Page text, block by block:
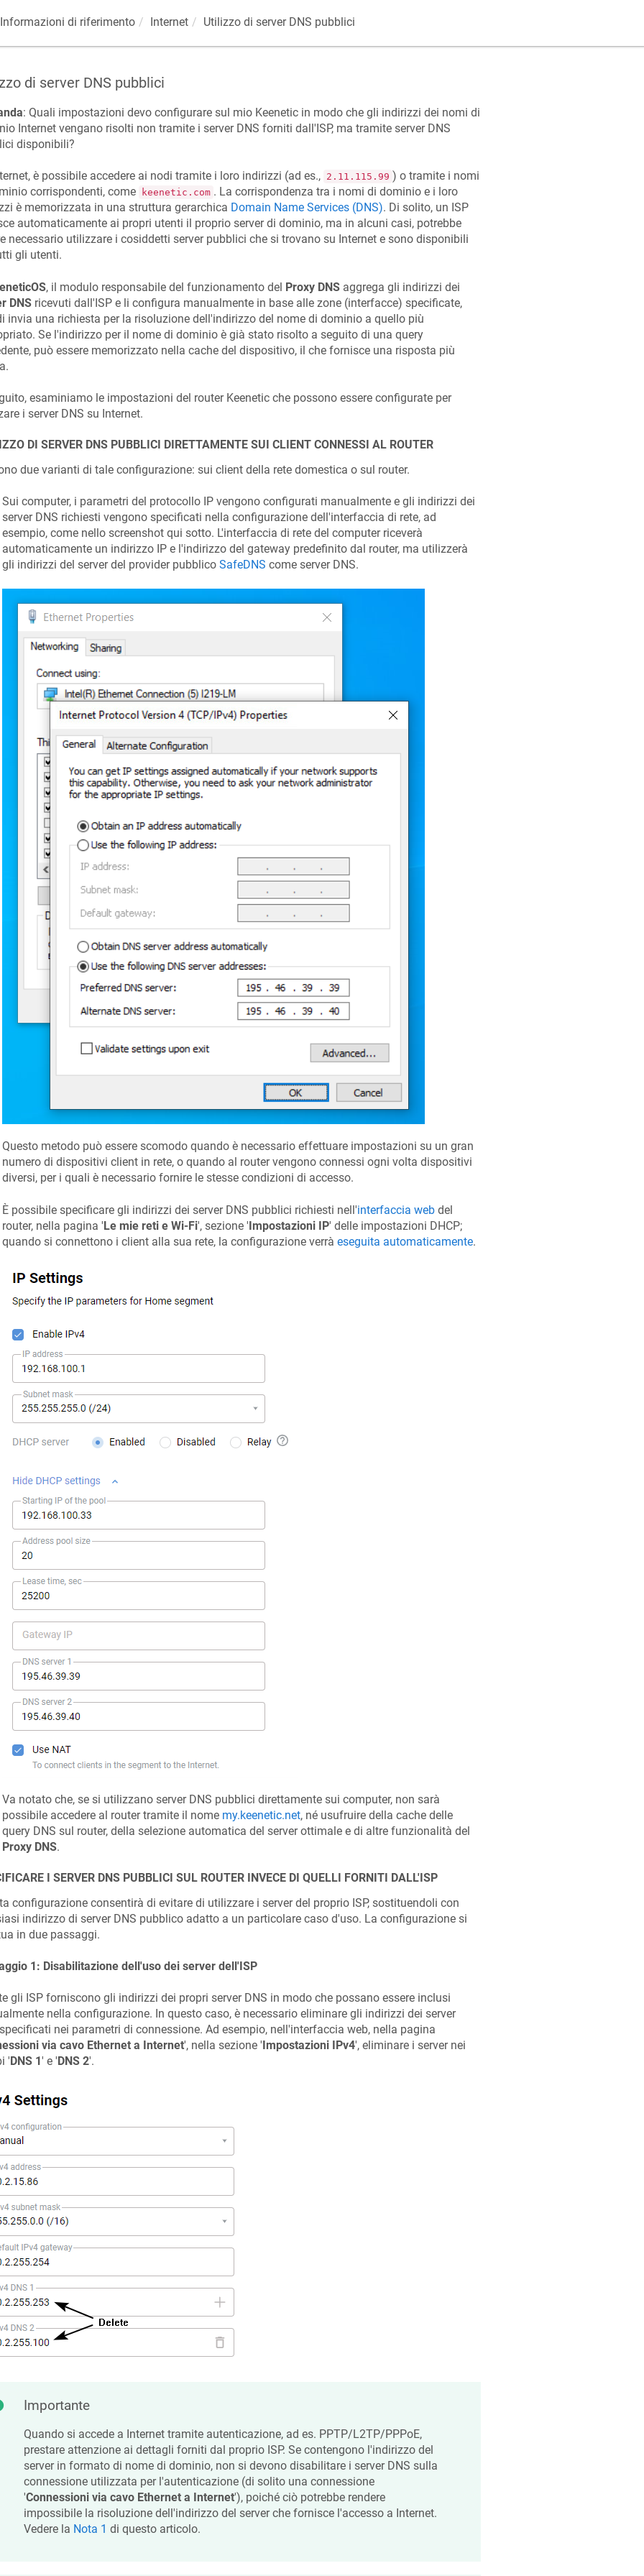
Informazioni di riferimento Internet Utilizzo di server DNS pubblici
di server DNS pubblici
: Quali impostazioni devo configurare sul mio Keeneticin modo che gli indirizzi dei nomi di
Internet vengano risolti non tramite i server DNS forniti dall'ISP, ma tramite server DNS
disponibili?
è possibile accedere ai nodi tramite i loro indirizzi (ad es., 2.11.115.99 ) o tramite i nomi
corrispondenti, come
keenetic .com . La corrispondenza tra i nomi di dominio e i loro
è memorizzata in una struttura gerarchica Domain Name Services (DNS). Di solito, un ISP
automaticamente ai propri utenti il proprio server di dominio, ma in alcuni casi, potrebbe
necessario utilizzare i cosiddetti server pubblici che si trovano su Internet e sono disponibili
gli utenti.
, il modulo responsabile del funzionamento del Proxy DNSaggrega gli indirizzi dei
DNSricevuti dall'ISP e li configura manualmente in base alle zone (interfacce) specificate,
invia una richiesta per la risoluzione dell'indirizzo del nome di dominio a quello più
Se l'indirizzo per il nome di dominio è già stato risolto a seguito di una query
può essere memorizzato nella cache del dispositivo, il che fornisce una risposta più
esaminiamo le impostazioni del router Keeneticche possono essere configurate per
i server DNS su Internet.
DI SERVER DNS PUBBLICI DIRETTAMENTE SUI CLIENT CONNESSI AL ROUTER
due varianti di tale configurazione: sui client della rete domestica o sul router.
Sui computer, i parametri del protocollo IP vengono configurati manualmente e gli indirizzi dei
server DNS richiesti vengono specificati nella configurazione dell'interfaccia di rete, ad
esempio, come nello screenshot qui sotto. L'interfaccia di rete del computer riceverà
automaticamente un indirizzo IP e l'indirizzo del gateway predefinito dal router, ma utilizzerà
gli indirizzi del server del provider pubblico SafeDNS come server DNS.
Questo metodo può essere scomodo quando è necessario effettuare impostazioni su un gran
numero di dispositivi client in rete, o quando al router vengono connessi ogni volta dispositivi
diversi, per i quali è necessario fornire le stesse condizioni di accesso.
È possibile specificare gli indirizzi dei server DNS pubblici richiesti nell'interfaccia webdel
router, nella pagina 'Le mie reti e Wi-Fi', sezione 'Impostazioni IP' delle impostazioni DHCP;
quando si connettono i client alla sua rete, la configurazione verrà eseguita automaticamente.
Va notato che, se si utilizzano server DNS pubblici direttamente sui computer, non sarà
possibile accedere al router tramite il nome my.keenetic.net, né usufruire della cache delle
query DNS sul router, della selezione automatica del server ottimale e di altre funzionalità del
Proxy DNS.
I SERVER DNS PUBBLICI SUL ROUTER INVECE DI QUELLI FORNITI DALL'ISP
configurazione consentirà di evitare di utilizzare i server del proprio ISP, sostituendoli con
indirizzo di server DNS pubblico adatto a un particolare caso d'uso. La configurazione si
in due passaggi.
1: Disabilitazione dell'uso dei server dell'ISP
gli ISP forniscono gli indirizzi dei propri server DNS in modo che possano essere inclusi
nella configurazione. In questo caso, è necessario eliminare gli indirizzi dei server
nei parametri di connessione. Ad esempio, nell'interfaccia web, nella pagina
via cavo Ethernet a Internet', nella sezione ' Impostazioni IPv4', eliminare i server nei
' DNS 1' e ' DNS 2'.
Importante
Quando si accede a Internet tramite autenticazione, ad es. PPTP/L2TP/PPPoE,
prestare attenzione ai dettagli forniti dal proprio ISP. Se contengono l'indirizzo del
server in formato di nome di dominio, non si devono disabilitare i server DNS sulla
connessione utilizzata per l'autenticazione (di solito una connessione
'Connessioni via cavo Ethernet a Internet'), poiché ciò potrebbe rendere
impossibile la risoluzione dell'indirizzo del server che fornisce l'accesso a Internet.
Vedere la Nota 1 di questo articolo.